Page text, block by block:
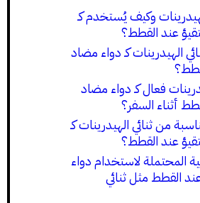
وكيف يُستخدم كـ
عند القطط؟
الهيدرينات كـ دواء مضاد
فعال كـ دواء مضاد
أثناء السفر؟
من ثنائي الهيدرينات كـ
عند القطط؟
المحتملة لاستخدام دواء
القطط مثل ثنائي